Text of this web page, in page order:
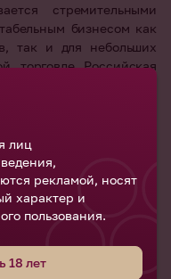
стремительными
бизнесом как
так и для небольших
торговле Российская
покупателем вина.
самом начале пути на
внутреннего
завоеванные ниши на
центр может
производителей и
генеральный
лиц
рекламой, носят
характер и
пользования.
18 лет